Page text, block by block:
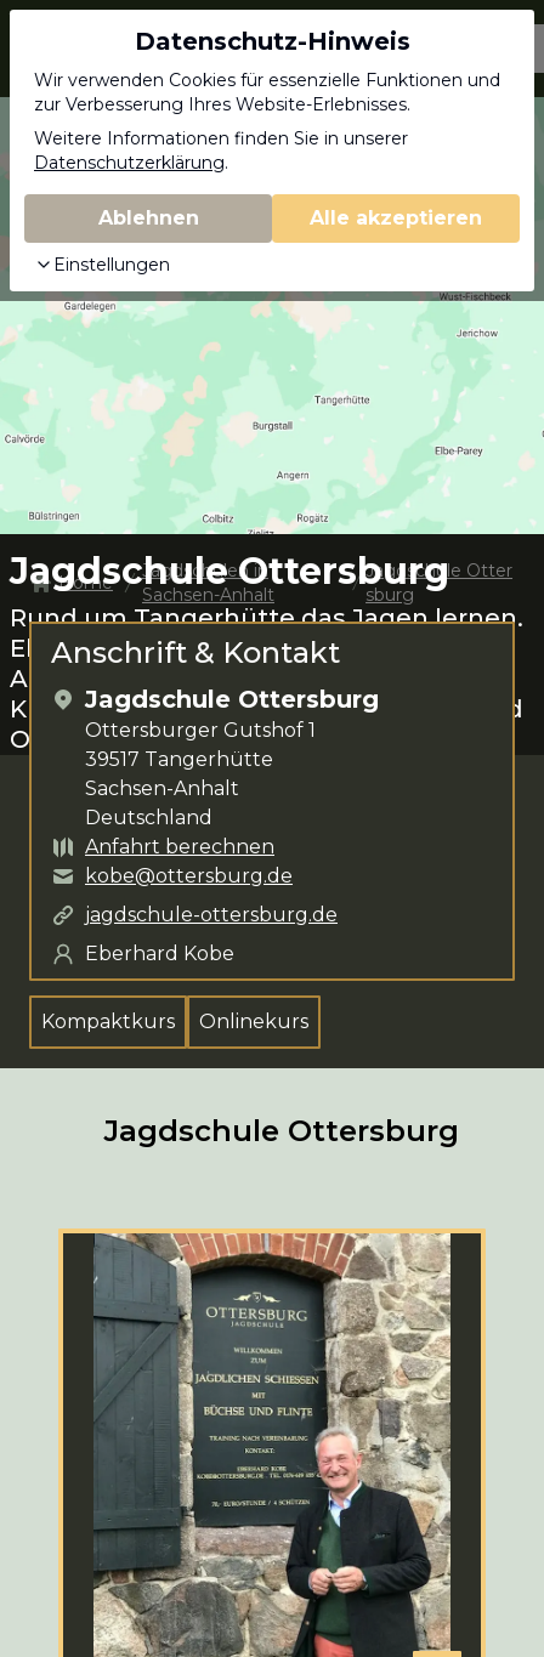
Jagdschein.com
Jagdschule Ottersburg
Rund umTangerhüttedas Jagen lernen.
Eberhard Kobesteht dir für deine
Anliegen zur Verfügung. Das
Kursangebot umfasst Kompaktkurs und
Onlinekurs.
Home
Jagdschulen in
Sachsen-Anhalt
Jagdschule Otter
sburg
Anschrift & Kontakt
Jagdschule Ottersburg
Ottersburger Gutshof 1
39517 Tangerhütte
Sachsen-Anhalt
Deutschland
Anfahrt berechnen
kobe@ottersburg.de
jagdschule-ottersburg.de
Eberhard Kobe
Kompaktkurs Onlinekurs
Jagdschule Ottersburg
Datenschutz-Hinweis
Wir verwenden Cookies für essenzielle Funktionen und
zur Verbesserung Ihres Website-Erlebnisses.
Weitere Informationen finden Sie in unserer
Datenschutzerklärung.
Ablehnen Alle akzeptieren
Einstellungen